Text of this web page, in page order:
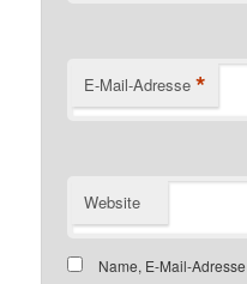
E-Mail-Adresse *
Website
Name, E-Mail-